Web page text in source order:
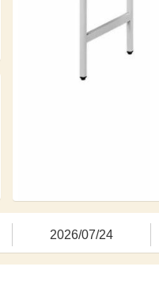
2026/07/24